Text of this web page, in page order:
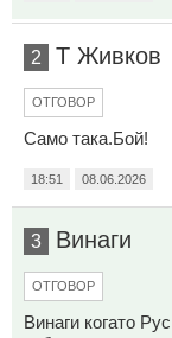
2 Т Живков
ОТГОВОР
Само така.Бой!
18:51 08.06.2026
3 Винаги
ОТГОВОР
Винаги когато